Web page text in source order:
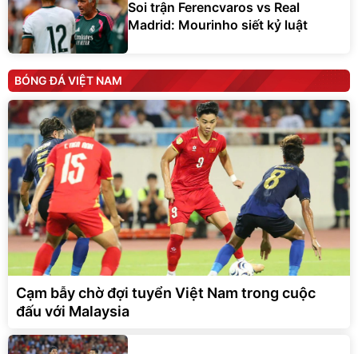
Soi trận Ferencvaros vs Real
Madrid: Mourinho siết kỷ luật
BÓNG ĐÁ VIỆT NAM
Cạm bẫy chờ đợi tuyển Việt Nam trong cuộc
đấu với Malaysia